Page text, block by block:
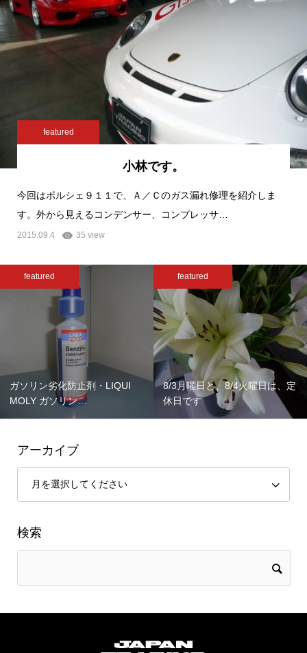
featured
小林です。
今回はポルシェ９１１で、Ａ／Ｃのガス漏れ修理を紹介しま
す。外から見えるコンデンサー、コンプレッサ…
2015.09.4 35 view
featured
ガソリン劣化防止剤・LIQUI
MOLY ガソリン…
featured
8/3月曜日と、8/4火曜日は、定
休日です
アーカイブ
検索